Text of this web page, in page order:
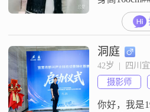
8001到
作
##3002##
平时也比较
##3002##我
上，我认为
人能够双向
洞庭
42岁  |  四川
摄影师
你好，我是